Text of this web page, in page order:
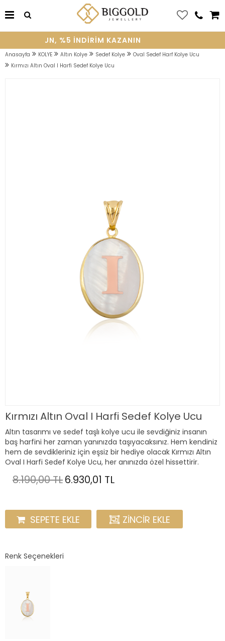
OLUN, %5 INDIRIM KAZANIN
Anasayfa KOLYE Altın Kolye Sedef Kolye
Oval Sedef Harf Kolye Ucu
Kırmızı Altın Oval I Harfi Sedef Kolye Ucu
Kırmızı Altın Oval I Harfi Sedef Kolye Ucu
Altın tasarımı ve sedef taşlı kolye ucu ile sevdiğiniz insanın
baş harfini her zaman yanınızda taşıyacaksınız. Hem kendiniz
hem de sevdikleriniz için eşsiz bir hediye olacak Kırmızı Altın
Oval I Harfi Sedef Kolye Ucu, her anınızda özel hissettirir.
8.190,00 TL6.930,01 TL
SEPETE EKLE ZINCIR EKLE
Renk Seçenekleri